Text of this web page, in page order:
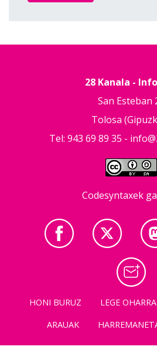
28 Kanala -
San Esteban
Tolosa
Tel: 943 69 89 35 -
Codesyntaxek
HONI BURUZ LEGE OHARRA
ARAUAK